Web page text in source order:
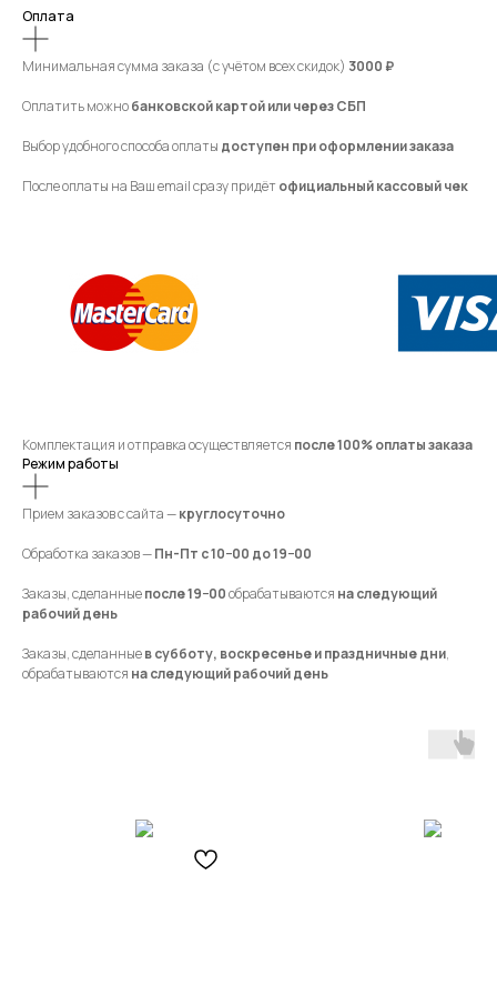
Оплата
Минимальная сумма заказа (с учётом всех скидок) 3000 ₽
Оплатить можнобанковской картой или через СБП
Выбор удобного способа оплаты доступен при оформлении заказа
После оплаты на Ваш email сразу придётофициальный кассовый чек
Комплектация и отправка осуществляется после 100% оплаты заказа
Режим работы
Прием заказов с сайта —круглосуточно
Обработка заказов —Пн-Пт с 10−00 до 19−00
Заказы, сделанныепосле 19−00обрабатываются на следующий
рабочий день
Заказы, сделанныев субботу, воскресенье и праздничные дни,
обрабатываются на следующий рабочий день